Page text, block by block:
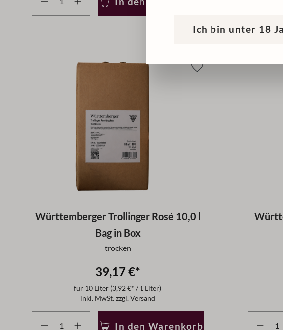
Ich bin unter 18
Württemberger Trollinger Rosé 10,0 l
Bag in Box
trocken
39,17 €*
für 10 Liter (3,92 €* / 1 Liter)
inkl. MwSt. zzgl. Versand
In den Warenkorb